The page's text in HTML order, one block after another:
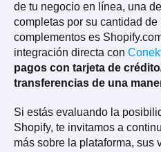
de tu negocio en línea, una
completas por su cantidad de
complementos es
integración directa con
pagos con tarjeta de
transferencias de una
Si estás evaluando la
Shopify, te invitamos a
más sobre la plataforma, sus